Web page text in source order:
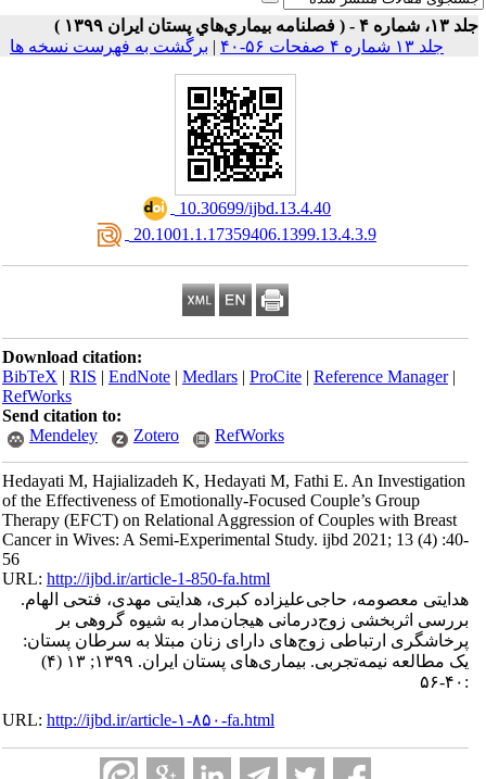
- ( فصلنامه بيماري‌هاي پستان ايران ۱۳۹۹ )
جلد ۱۳ شماره ۴ صفحات ۵۶-۴۰
|برگشت به فهرست نسخه ها
‎ 10.30699/ijbd.13.4.40
‎ 20.1001.1.17359406.1399.13.4.3.9
Download citation:
BibTeX|RIS|EndNote|Medlars|ProCite|Reference Manager
RefWorks
Send citation to:
Mendeley
Zotero RefWorks
Hedayati M, Hajializadeh K, Hedayati M, Fathi E. An Investigation
of the Effectiveness of Emotionally-Focused Couple’s Group
Therapy (EFCT) on Relational Aggression of Couples with Breast
Cancer in Wives: A Semi-Experimental Study. ijbd 2021; 13 (4) :40-
56
URL:http://ijbd.ir/article-1-850-fa.html
هدایتی معصومه، حاجی‌علیزاده کبری، هدایتی مهدی، فتحی الهام.
بررسی اثربخشی زوج‌درمانی هیجان‌مدار به شیوه گروهی بر
پرخاشگری ارتباطی زوج‌های دارای زنان مبتلا به سرطان پستان:
یک مطالعه نیمه‌تجربی. بیماری‌های پستان ایران. ۱۳۹۹; ۱۳ (۴)
URL:http://ijbd.ir/article-۱-۸۵۰-fa.html